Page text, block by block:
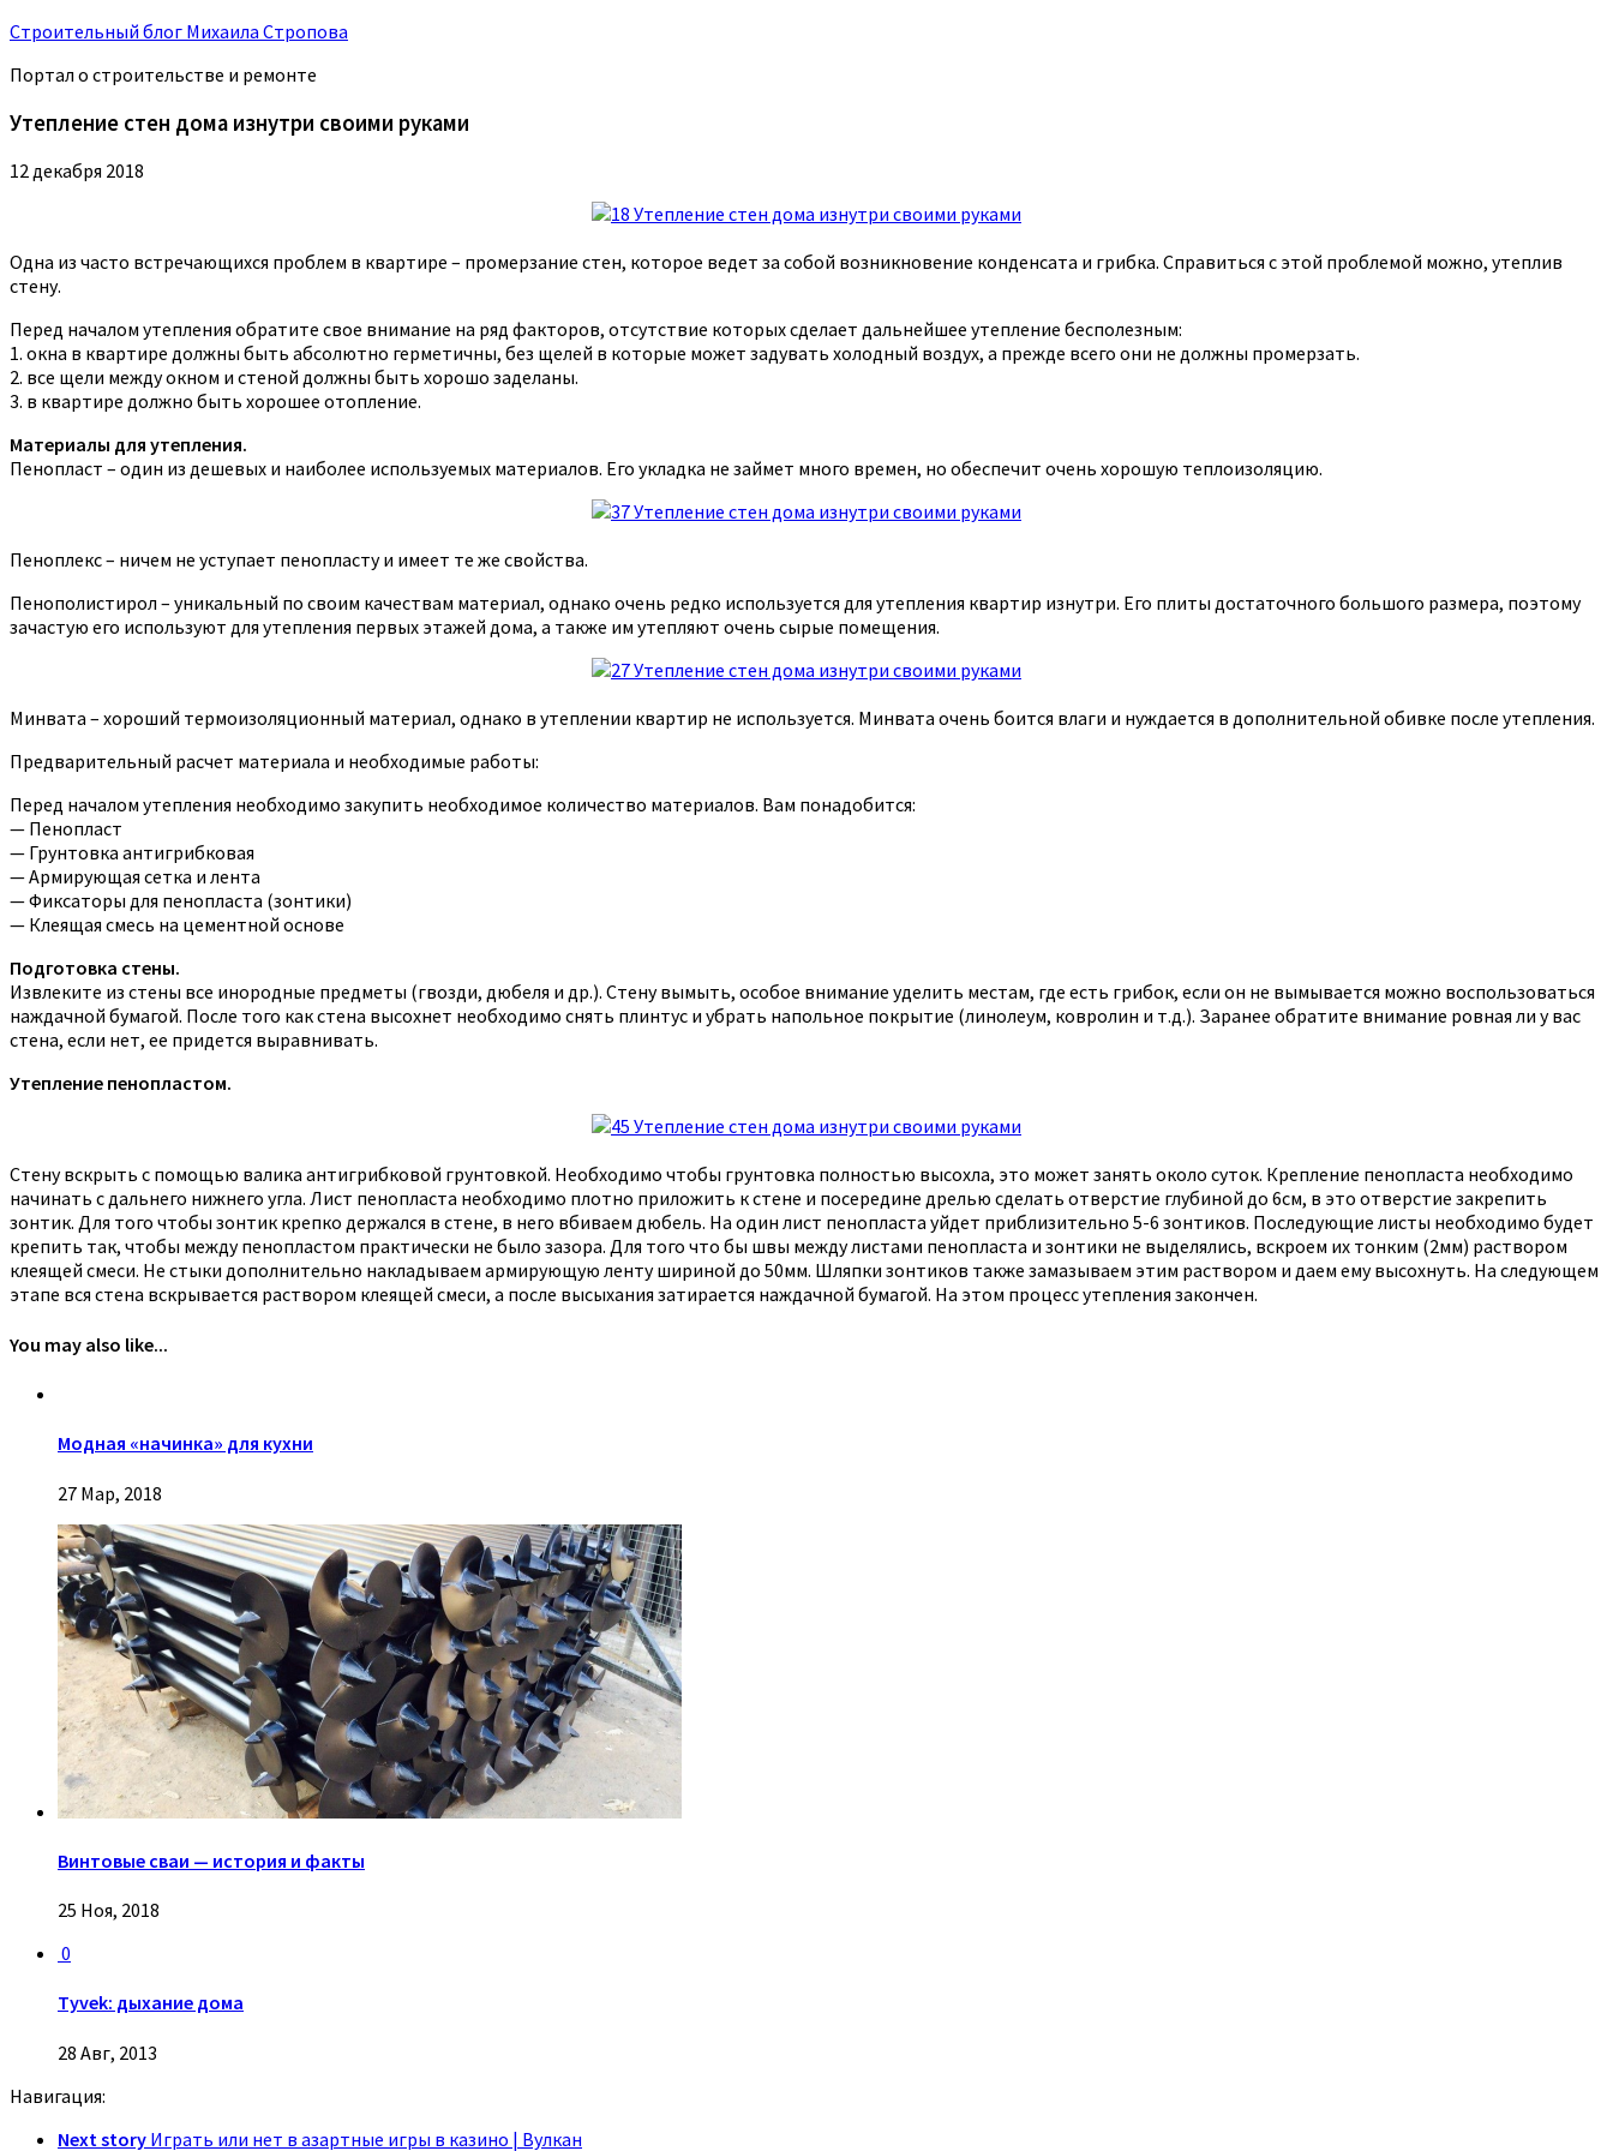
Строительный блог Михаила Стропова
Портал о строительстве и ремонте
Утепление стен дома изнутри своими руками
12 декабря 2018
Одна из часто встречающихся проблем в квартире – промерзание стен, которое ведет за собой возникновение конденсата и грибка. Справиться с этой проблемой можно, утеплив
стену.
Перед началом утепления обратите свое внимание на ряд факторов, отсутствие которых сделает дальнейшее утепление бесполезным:
1. окна в квартире должны быть абсолютно герметичны, без щелей в которые может задувать холодный воздух, а прежде всего они не должны промерзать.
2. все щели между окном и стеной должны быть хорошо заделаны.
3. в квартире должно быть хорошее отопление.
Материалы для утепления.
Пенопласт – один из дешевых и наиболее используемых материалов. Его укладка не займет много времен, но обеспечит очень хорошую теплоизоляцию.
Пеноплекс – ничем не уступает пенопласту и имеет те же свойства.
Пенополистирол – уникальный по своим качествам материал, однако очень редко используется для утепления квартир изнутри. Его плиты достаточного большого размера, поэтому
зачастую его используют для утепления первых этажей дома, а также им утепляют очень сырые помещения.
Минвата – хороший термоизоляционный материал, однако в утеплении квартир не используется. Минвата очень боится влаги и нуждается в дополнительной обивке после утепления.
Предварительный расчет материала и необходимые работы:
Перед началом утепления необходимо закупить необходимое количество материалов. Вам понадобится:
— Пенопласт
— Грунтовка антигрибковая
— Армирующая сетка и лента
— Фиксаторы для пенопласта (зонтики)
— Клеящая смесь на цементной основе
Подготовка стены.
Извлеките из стены все инородные предметы (гвозди, дюбеля и др.). Стену вымыть, особое внимание уделить местам, где есть грибок, если он не вымывается можно воспользоваться
наждачной бумагой. После того как стена высохнет необходимо снять плинтус и убрать напольное покрытие (линолеум, ковролин и т.д.). Заранее обратите внимание ровная ли у вас
стена, если нет, ее придется выравнивать.
Утепление пенопластом.
Стену вскрыть с помощью валика антигрибковой грунтовкой. Необходимо чтобы грунтовка полностью высохла, это может занять около суток. Крепление пенопласта необходимо
начинать с дальнего нижнего угла. Лист пенопласта необходимо плотно приложить к стене и посередине дрелью сделать отверстие глубиной до 6см, в это отверстие закрепить
зонтик. Для того чтобы зонтик крепко держался в стене, в него вбиваем дюбель. На один лист пенопласта уйдет приблизительно 5-6 зонтиков. Последующие листы необходимо будет
крепить так, чтобы между пенопластом практически не было зазора. Для того что бы швы между листами пенопласта и зонтики не выделялись, вскроем их тонким (2мм) раствором
клеящей смеси. Не стыки дополнительно накладываем армирующую ленту шириной до 50мм. Шляпки зонтиков также замазываем этим раствором и даем ему высохнуть. На следующем
этапе вся стена вскрывается раствором клеящей смеси, а после высыхания затирается наждачной бумагой. На этом процесс утепления закончен.
You may also like...
Модная «начинка» для кухни
27 Мар, 2018
Винтовые сваи — история и факты
25 Ноя, 2018
0
Tyvek: дыхание дома
28 Авг, 2013
Навигация:
Next story Играть или нет в азартные игры в казино | Вулкан